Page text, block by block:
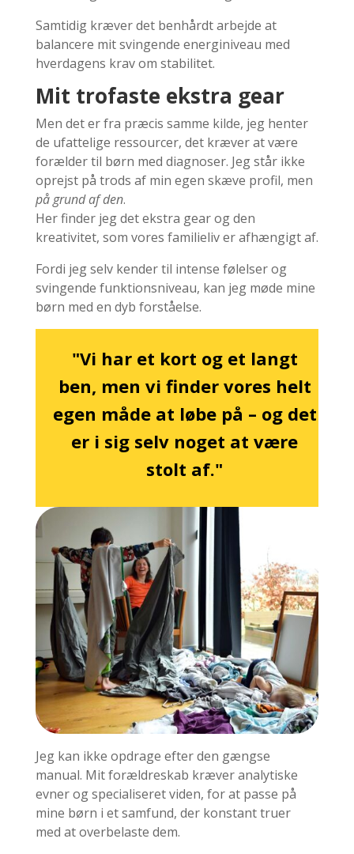
Samtidig kræver det benhårdt arbejde at
balancere mit svingende energiniveau med
hverdagens krav om stabilitet.
Mit trofaste ekstra gear
Men det er fra præcis samme kilde, jeg henter
de ufattelige ressourcer, det kræver at være
forælder til børn med diagnoser. Jeg står ikke
oprejst på trods af min egen skæve profil, men
på grund af den.
Her finder jeg det ekstra gear og den
kreativitet, som vores familieliv er afhængigt af.
Fordi jeg selv kender til intense følelser og
svingende funktionsniveau, kan jeg møde mine
børn med en dyb forståelse.
"Vi har et kort og et langt
ben, men vi finder vores helt
egen måde at løbe på – og det
er i sig selv noget at være
stolt af."
Jeg kan ikke opdrage efter den gængse
manual. Mit forældreskab kræver analytiske
evner og specialiseret viden, for at passe på
mine børn i et samfund, der konstant truer
med at overbelaste dem.